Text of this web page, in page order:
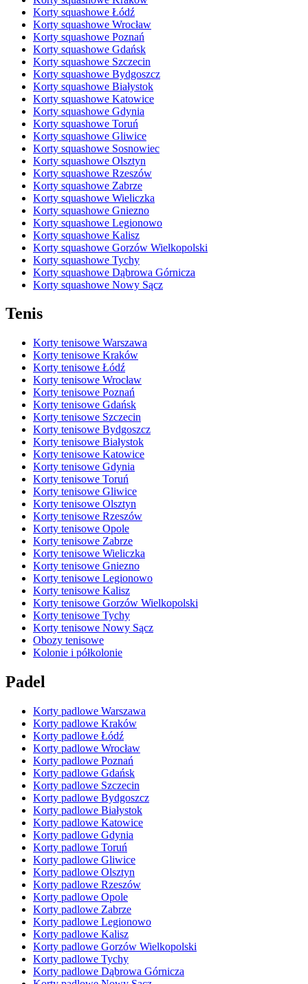
Korty squashowe Łódź
Korty squashowe Wrocław
Korty squashowe Poznań
Korty squashowe Gdańsk
Korty squashowe Szczecin
Korty squashowe Bydgoszcz
Korty squashowe Białystok
Korty squashowe Katowice
Korty squashowe Gdynia
Korty squashowe Toruń
Korty squashowe Gliwice
Korty squashowe Sosnowiec
Korty squashowe Olsztyn
Korty squashowe Rzeszów
Korty squashowe Zabrze
Korty squashowe Wieliczka
Korty squashowe Gniezno
Korty squashowe Legionowo
Korty squashowe Kalisz
Korty squashowe Gorzów Wielkopolski
Korty squashowe Tychy
Korty squashowe Dąbrowa Górnicza
Korty squashowe Nowy Sącz
Tenis
Korty tenisowe Warszawa
Korty tenisowe Kraków
Korty tenisowe Łódź
Korty tenisowe Wrocław
Korty tenisowe Poznań
Korty tenisowe Gdańsk
Korty tenisowe Szczecin
Korty tenisowe Bydgoszcz
Korty tenisowe Białystok
Korty tenisowe Katowice
Korty tenisowe Gdynia
Korty tenisowe Toruń
Korty tenisowe Gliwice
Korty tenisowe Olsztyn
Korty tenisowe Rzeszów
Korty tenisowe Opole
Korty tenisowe Zabrze
Korty tenisowe Wieliczka
Korty tenisowe Gniezno
Korty tenisowe Legionowo
Korty tenisowe Kalisz
Korty tenisowe Gorzów Wielkopolski
Korty tenisowe Tychy
Korty tenisowe Nowy Sącz
Obozy tenisowe
Kolonie i półkolonie
Padel
Korty padlowe Warszawa
Korty padlowe Kraków
Korty padlowe Łódź
Korty padlowe Wrocław
Korty padlowe Poznań
Korty padlowe Gdańsk
Korty padlowe Szczecin
Korty padlowe Bydgoszcz
Korty padlowe Białystok
Korty padlowe Katowice
Korty padlowe Gdynia
Korty padlowe Toruń
Korty padlowe Gliwice
Korty padlowe Olsztyn
Korty padlowe Rzeszów
Korty padlowe Opole
Korty padlowe Zabrze
Korty padlowe Legionowo
Korty padlowe Kalisz
Korty padlowe Gorzów Wielkopolski
Korty padlowe Tychy
Korty padlowe Dąbrowa Górnicza